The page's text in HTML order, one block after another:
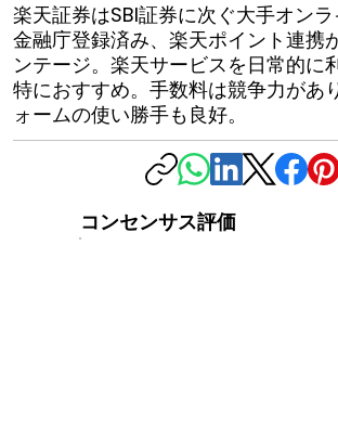
楽天証券はSBI証券に次ぐ大手オン
金融庁登録済み、楽天ポイント連携
ンテージ。楽天サービスを日常的に
特におすすめ。手数料は競争力があ
ォームの使い勝手も良好。
コンセンサス評価